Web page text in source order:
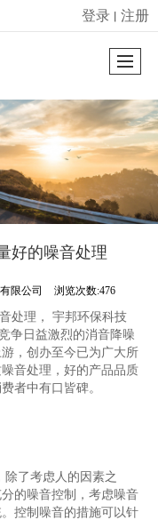
很遗憾，因您的浏览器版本过低导致无法获得最佳浏览体验，推荐下载安装谷歌浏览器！
登录 丨 注册
好的噪音处理
限公司 浏览次数:476
处理， 宇邦环保科技
争日益激烈的消音降噪
，创办至今已为广大所
音处理，好的产品品质
者中有口皆碑。
了考虑人的因素之
的噪音控制，考虑噪音
控制噪音的措施可以针